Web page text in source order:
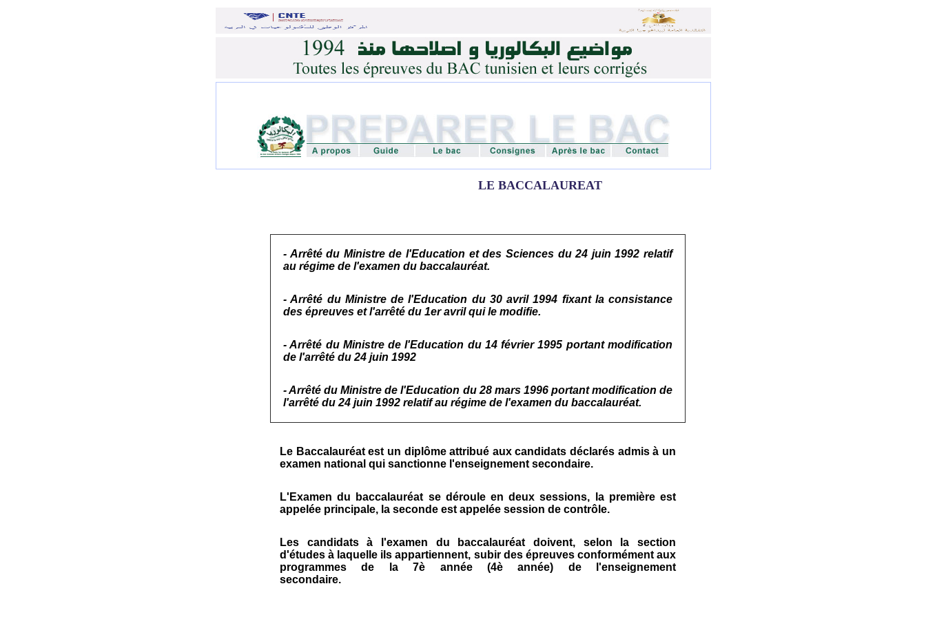
LE BACCALAUREAT
- Arrêté du Ministre de l'Education et des Sciences du 24 juin 1992 relatif
au régime de l'examen du baccalauréat.
- Arrêté du Ministre de l'Education du 30 avril 1994 fixant la consistance
des épreuves et l'arrêté du 1er avril qui le modifie.
- Arrêté du Ministre de l'Education du 14 février 1995 portant modification
de l'arrêté du 24 juin 1992
- Arrêté du Ministre de l'Education du 28 mars 1996 portant modification de
l'arrêté du 24 juin 1992 relatif au régime de l'examen du baccalauréat.
Le Baccalauréat est un diplôme attribué aux candidats déclarés admis à un
examen national qui sanctionne l'enseignement secondaire.
L'Examen du baccalauréat se déroule en deux sessions, la première est
appelée principale, la seconde est appelée session de contrôle.
Les candidats à l'examen du baccalauréat doivent, selon la section
d'études à laquelle ils appartiennent, subir des épreuves conformément aux
programmes de la 7è année (4è année) de l'enseignement
secondaire.